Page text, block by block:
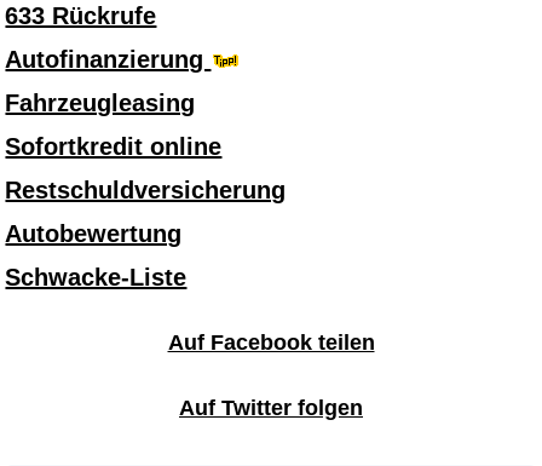
633 Rückrufe
Autofinanzierung
Fahrzeugleasing
Sofortkredit online
Restschuldversicherung
Autobewertung
Schwacke-Liste
Auf Facebook teilen
Auf Twitter folgen